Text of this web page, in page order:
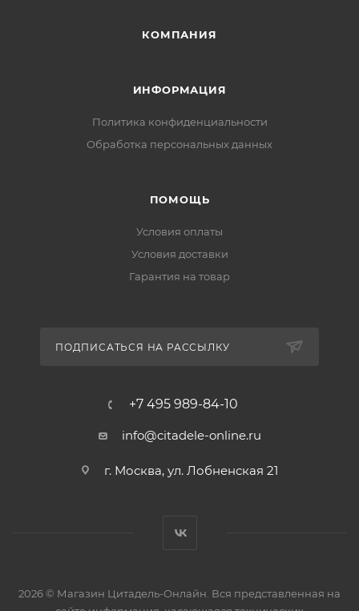
КОМПАНИЯ
ИНФОРМАЦИЯ
Политика конфиденциальности
Обработка персональных данных
ПОМОЩЬ
Условия оплаты
Условия доставки
Гарантия на товар
ПОДПИСАТЬСЯ НА РАССЫЛКУ
+7 495 989-84-10
info@citadele-online.ru
г. Москва, ул. Лобненская 21
2026 © Магазин Цитадель-Онлайн. Вся представленная на